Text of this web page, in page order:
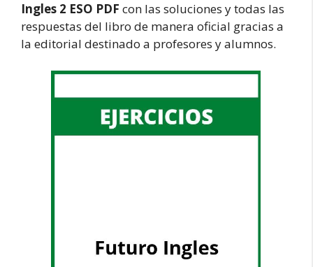
Ingles 2 ESO PDF con las soluciones y todas las
respuestas del libro de manera oficial gracias a
la editorial destinado a profesores y alumnos.